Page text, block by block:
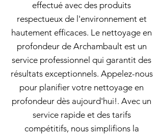
effectué avec des produits
respectueux de l'environnement et
hautement efficaces. Le nettoyage en
profondeur de Archambault est un
service professionnel qui garantit des
résultats exceptionnels. Appelez-nous
pour planifier votre nettoyage en
profondeur dès aujourd'hui!. Avec un
service rapide et des tarifs
compétitifs, nous simplifions la